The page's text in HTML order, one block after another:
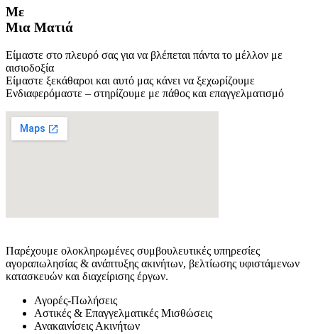
Με
Μια Ματιά
Είμαστε στο πλευρό σας για να βλέπεται πάντα το μέλλον με
αισιοδοξία
Είμαστε ξεκάθαροι και αυτό μας κάνει να ξεχωρίζουμε
Ενδιαφερόμαστε – στηρίζουμε με πάθος και επαγγελματισμό
Παρέχουμε ολοκληρωμένες συμβουλευτικές υπηρεσίες
αγοραπωλησίας & ανάπτυξης ακινήτων, βελτίωσης υφιστάμενων
κατασκευών και διαχείρισης έργων.
Αγορές-Πωλήσεις
Aστικές & Επαγγελματικές Μισθώσεις
Ανακαινίσεις Ακινήτων